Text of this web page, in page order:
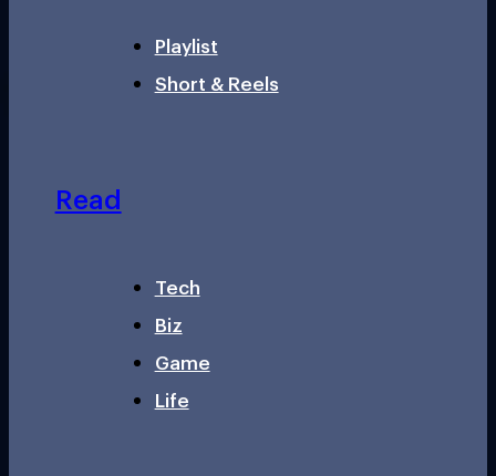
Playlist
Short & Reels
Read
Tech
Biz
Game
Life